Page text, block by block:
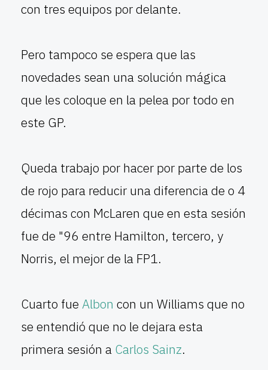
con tres equipos por delante.
Pero tampoco se espera que las
novedades sean una solución mágica
que les coloque en la pelea por todo en
este GP.
Queda trabajo por hacer por parte de los
de rojo para reducir una diferencia de o 4
décimas con McLaren que en esta sesión
fue de "96 entre Hamilton, tercero, y
Norris, el mejor de la FP1.
Cuarto fue Albon con un Williams que no
se entendió que no le dejara esta
primera sesión a Carlos Sainz.